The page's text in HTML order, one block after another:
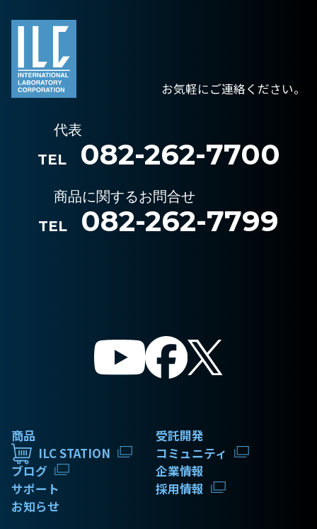
お気軽にご連絡ください。
代表
TEL
082-262-7700
商品に関するお問合せ
TEL
082-262-7799
商品
受託開発
ILC STATION
コミュニティ
ブログ
企業情報
サポート
採用情報
お知らせ